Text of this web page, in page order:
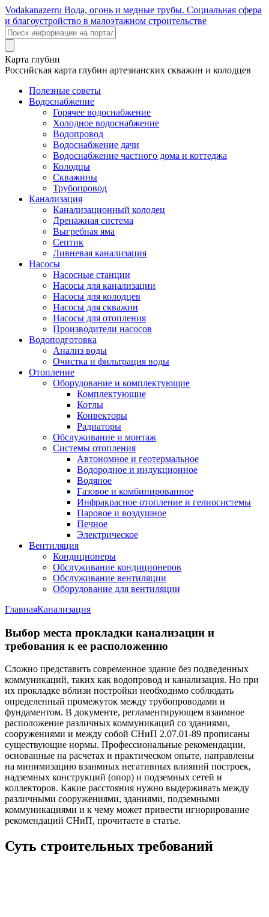
Vodakanazerru Вода, огонь и медные трубы. Социальная сфера
и благоустройство в малоэтажном строительстве
Карта глубин
Российская карта глубин артезианских скважин и колодцев
Полезные советы
Водоснабжение
Горячее водоснабжение
Холодное водоснабжение
Водопровод
Водоснабжение дачи
Водоснабжение частного дома и коттеджа
Колодцы
Скважины
Трубопровод
Канализация
Канализационный колодец
Дренажная система
Выгребная яма
Септик
Ливневая канализация
Насосы
Насосные станции
Насосы для канализации
Насосы для колодцев
Насосы для скважин
Насосы для отопления
Производители насосов
Водоподготовка
Анализ воды
Очистка и фильтрация воды
Отопление
Оборудование и комплектующие
Комплектующие
Котлы
Конвекторы
Радиаторы
Обслуживание и монтаж
Системы отопления
Автономное и геотермальное
Водородное и индукционное
Водяное
Газовое и комбинированное
Инфракрасное отопление и гелиосистемы
Паровое и воздушное
Печное
Электрическое
Вентиляция
Кондиционеры
Обслуживание кондиционеров
Обслуживание вентиляции
Оборудование для вентиляции
ГлавнаяКанализация
Выбор места прокладки канализации и
требования к ее расположению
Сложно представить современное здание без подведенных
коммуникаций, таких как водопровод и канализация. Но при
их прокладке вблизи постройки необходимо соблюдать
определенный промежуток между трубопроводами и
фундаментом. В документе, регламентирующем взаимное
расположение различных коммуникаций со зданиями,
сооружениями и между собой СНиП 2.07.01-89 прописаны
существующие нормы. Профессиональные рекомендации,
основанные на расчетах и практическом опыте, направлены
на минимизацию взаимных негативных влияний построек,
надземных конструкций (опор) и подземных сетей и
коллекторов. Какие расстояния нужно выдерживать между
различными сооружениями, зданиями, подземными
коммуникациями и к чему может привести игнорирование
рекомендаций СНиП, прочитаете в статье.
Суть строительных требований